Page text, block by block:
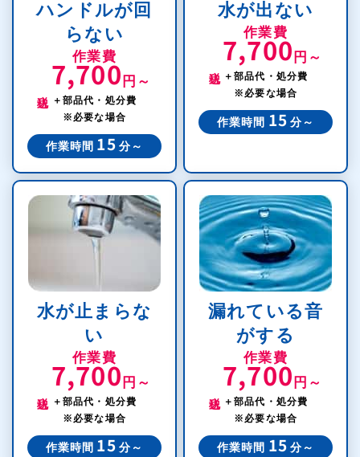
ハンドルが回
らない
作業費
7,700 円～
＋部品代・処分費
※必要な場合
作業時間 15 分～
水が出ない
作業費
7,700 円～
＋部品代・処分費
※必要な場合
作業時間 15 分～
水が止まらな
い
作業費
7,700 円～
＋部品代・処分費
※必要な場合
作業時間 15 分～
漏れている音
がする
作業費
7,700 円～
＋部品代・処分費
※必要な場合
作業時間 15 分～